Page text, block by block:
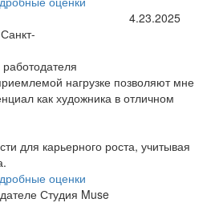
4.23.2025
нагрузке позволяют мне
как художника в отличном
для карьерного роста, учитывая
оценки
Студия Muse